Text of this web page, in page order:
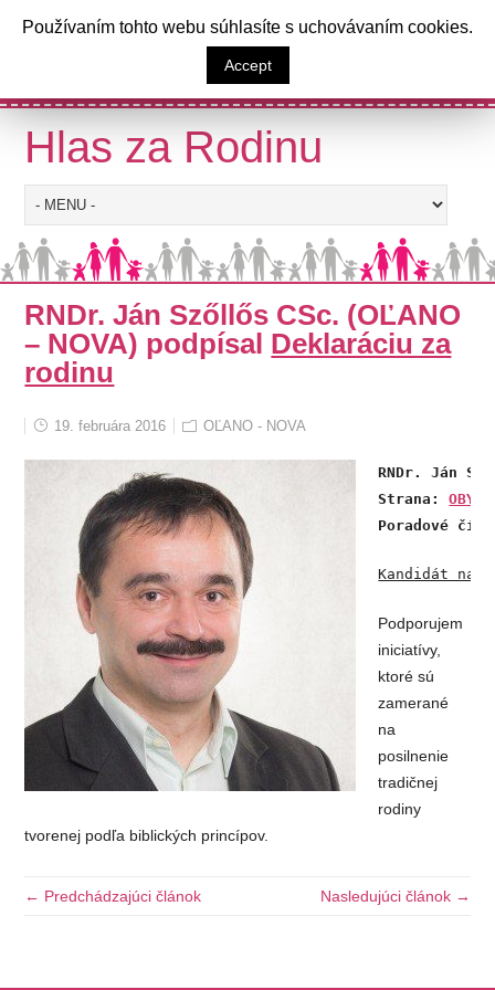
Výzva poslancom Národnej rady
Slovenskej republiky
Hlas za Rodinu
RNDr. Ján Szőllős CSc. (OĽANO
– NOVA) podpísal Deklaráciu za
rodinu
19. februára 2016 OĽANO - NOVA
RNDr. Ján
Strana:
Poradové
Kandidát
Podporujem
iniciatívy,
ktoré sú
zamerané
na
posilnenie
tradičnej
rodiny
tvorenej podľa biblických princípov.
← Predchádzajúci článok Nasledujúci článok →
Používaním tohto webu súhlasíte s uchovávaním cookies.
Accept